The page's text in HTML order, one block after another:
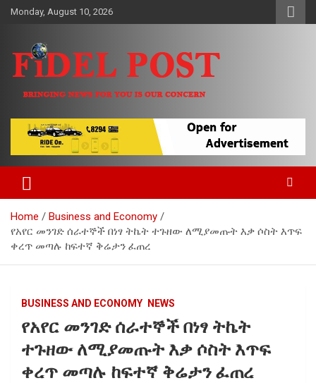
SkipMonday, August 10, 2026
Fidel Post
Home
Business and Economy
የአየር መንገድ ሰራተኞች በነፃ ትኬት ተጉዘው ለሚያመጡት እቃ ሶስት እጥፍ
ቀረጥ መጣሉ ከፍተኛ ቅሬታን ፈጠረ
BUSINESS AND ECONOMY NEWS
የአየር መንገድ ሰራተኞች በነፃ ትኬት
ተጉዘው ለሚያመጡት እቃ ሶስት እጥፍ
ቀረጥ መጣሉ ከፍተኛ ቅሬታን ፈጠረ